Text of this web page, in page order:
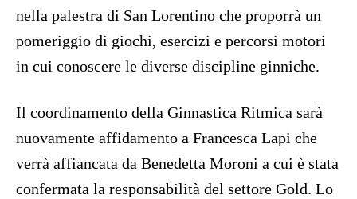
nella palestra di San Lorentino che proporrà un
pomeriggio di giochi, esercizi e percorsi motori
in cui conoscere le diverse discipline ginniche.
Il coordinamento della Ginnastica Ritmica sarà
nuovamente affidamento a Francesca Lapi che
verrà affiancata da Benedetta Moroni a cui è stata
confermata la responsabilità del settore Gold. Lo